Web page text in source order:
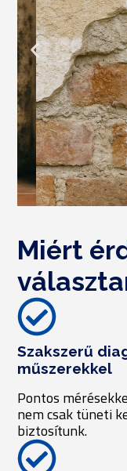
Miért
Szakszerű
műszerekkel
Pontos
nem csak tüneti
biztosítunk.